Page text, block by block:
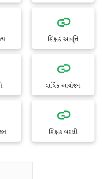
શિક્ષક આવૃત્તિ
વાર્ષિક આયોજન
શિક્ષક બદલી